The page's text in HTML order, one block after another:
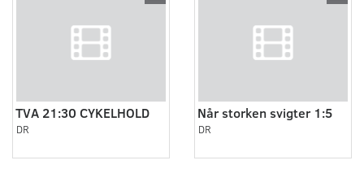
TVA 21:30 CYKELHOLD
DR
Når storken svigter 1:5
DR